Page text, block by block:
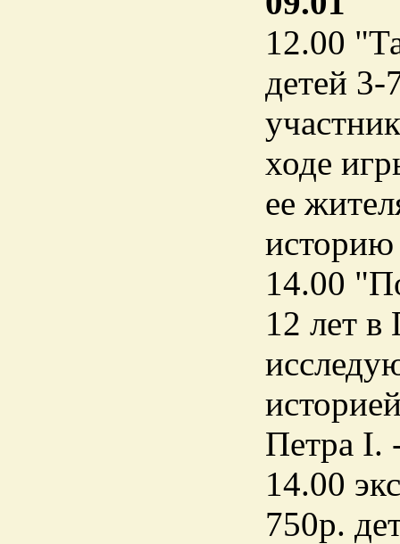
12.00
детей 3-
ходе
ее
историю
14.00
12 лет в
Петра I.
14.00
750р.